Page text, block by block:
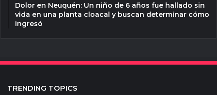
Dolor en Neuquén: Un niño de 6 años fue hallado sin
vida en una planta cloacal y buscan determinar cómo
ingresó
TRENDING TOPICS